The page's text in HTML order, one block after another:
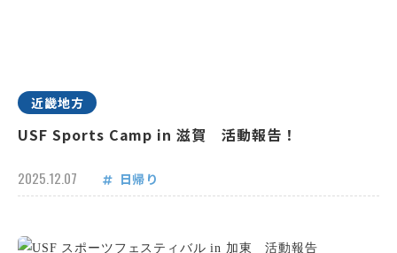
近畿地方
USF Sports Camp in 滋賀 活動報告！
2025.12.07 日帰り